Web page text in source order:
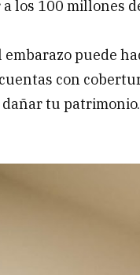
los 100 millones
puede
con
tu patrimonio.